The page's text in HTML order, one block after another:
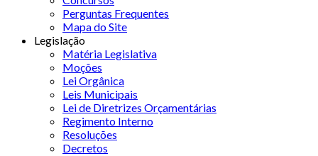
Perguntas Frequentes
Mapa do Site
Legislação
Matéria Legislativa
Moções
Lei Orgânica
Leis Municipais
Lei de Diretrizes Orçamentárias
Regimento Interno
Resoluções
Decretos